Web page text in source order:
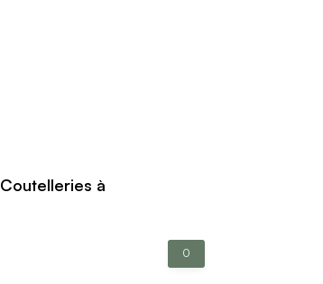
Coutelleries à
0